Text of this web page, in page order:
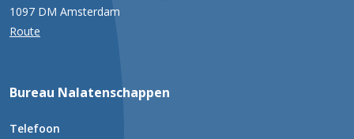
1097 DM Amsterdam
Route
Bureau Nalatenschappen
Telefoon